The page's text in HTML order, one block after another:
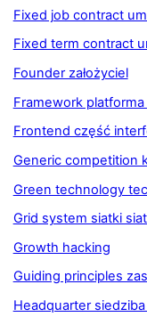
Fixed job contract
Fixed term contract
Founder założyciel
Framework
Frontend część
Generic competition
Green technology
Grid system siatki
Growth hacking
Guiding principles
Headquarter